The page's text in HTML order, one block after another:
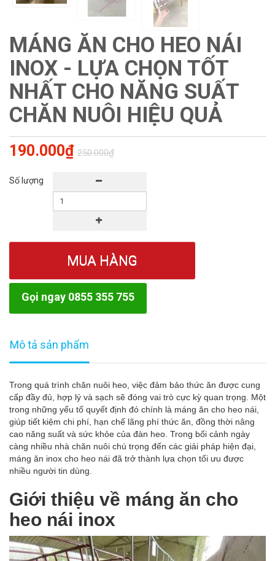
MÁNG ĂN CHO HEO NÁI
INOX - LỰA CHỌN TỐT
NHẤT CHO NĂNG SUẤT
CHĂN NUÔI HIỆU QUẢ
190.000₫ 250.000₫
Số lượng
MUA HÀNG
Gọi ngay 0855 355 755
Mô tả sản phẩm
Trong quá trình chăn nuôi heo, việc đảm bảo thức ăn được cung
cấp đầy đủ, hợp lý và sạch sẽ đóng vai trò cực kỳ quan trọng. Một
trong những yếu tố quyết định đó chính là máng ăn cho heo nái,
giúp tiết kiệm chi phí, hạn chế lãng phí thức ăn, đồng thời nâng
cao năng suất và sức khỏe của đàn heo. Trong bối cảnh ngày
càng nhiều nhà chăn nuôi chú trọng đến các giải pháp hiện đại,
máng ăn inox cho heo nái đã trở thành lựa chọn tối ưu được
nhiều người tin dùng.
Giới thiệu về máng ăn cho
heo nái inox